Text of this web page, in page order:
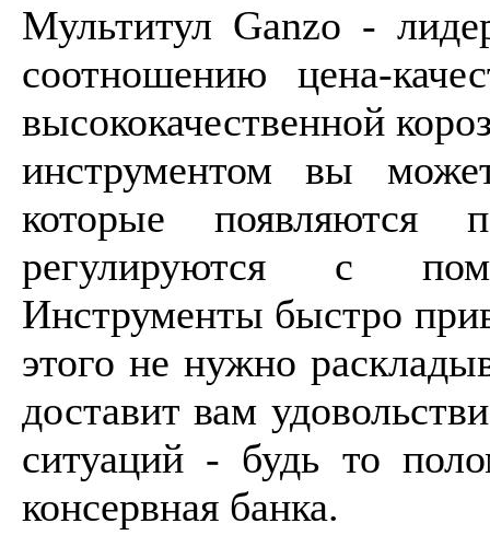
Мультитул Ganzo -
соотношению цена-
высококачественной
инструментом вы
которые появляются
регулируются с
Инструменты быстро
этого не нужно
доставит вам
ситуаций - будь то
консервная банка.